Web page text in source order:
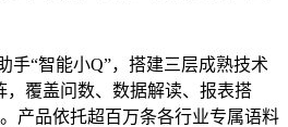
手“智能小Q”，搭建三层成熟技术
，覆盖问数、数据解读、报表搭
产品依托超百万条各行业专属语料